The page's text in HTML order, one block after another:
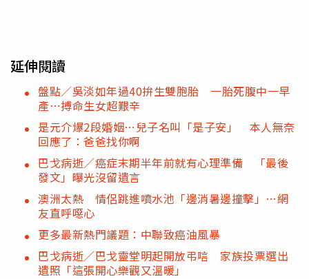
延伸閱讀
盤點／吳淡如年過40拚生雙胞胎 一胎死腹中一早
產…搏命生女超艱辛
是元介爆2段婚姻…兒子名叫「是子安」 本人無奈
回應了：爸爸找你啊
巴戈病逝／癌症末期半年前就有心理準備 「最後
發文」曝光沒留遺言
澳洲太熱 情侶跳進噴水池「邊消暑邊撞擊」…網
友直呼噁心
更多最新熱門議題：中聯致癌油風暴
巴戈病逝／巴戈靈堂明起開放弔唁 家族投票選出
遺照「這張開心樂觀又溫暖」